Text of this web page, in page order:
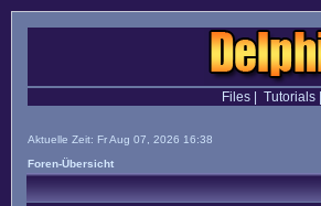
Files| Tutorials|
Aktuelle Zeit: Fr Aug 07, 2026 16:38
Foren-Übersicht